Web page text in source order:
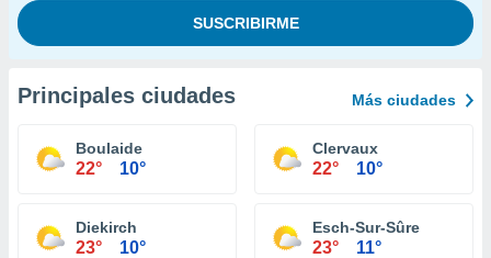
Principales ciudades Más ciudades
Boulaide
22° 10°
Clervaux
22° 10°
Diekirch
23° 10°
Esch-Sur-Sûre
23° 11°